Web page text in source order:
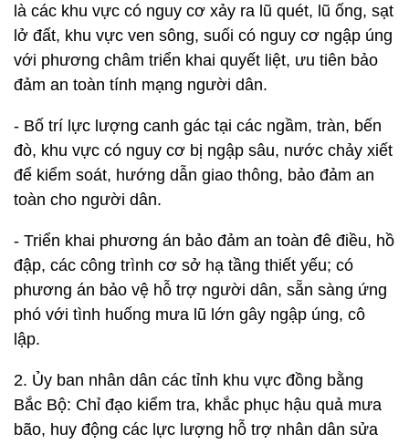
là các khu vực có nguy cơ xảy ra lũ quét, lũ ống, sạt
lở đất, khu vực ven sông, suối có nguy cơ ngập úng
với phương châm triển khai quyết liệt, ưu tiên bảo
đảm an toàn tính mạng người dân.
- Bố trí lực lượng canh gác tại các ngầm, tràn, bến
đò, khu vực có nguy cơ bị ngập sâu, nước chảy xiết
để kiểm soát, hướng dẫn giao thông, bảo đảm an
toàn cho người dân.
- Triển khai phương án bảo đảm an toàn đê điều, hồ
đập, các công trình cơ sở hạ tầng thiết yếu; có
phương án bảo vệ hỗ trợ người dân, sẵn sàng ứng
phó với tình huống mưa lũ lớn gây ngập úng, cô
lập.
2. Ủy ban nhân dân các tỉnh khu vực đồng bằng
Bắc Bộ: Chỉ đạo kiểm tra, khắc phục hậu quả mưa
bão, huy động các lực lượng hỗ trợ nhân dân sửa